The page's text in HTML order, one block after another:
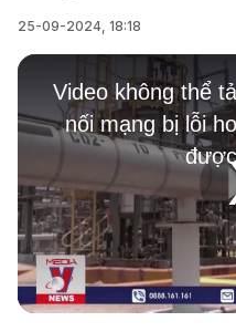
25-09-2024, 18:18
This
modal
window.
Video không thể
nối mạng bị lỗi